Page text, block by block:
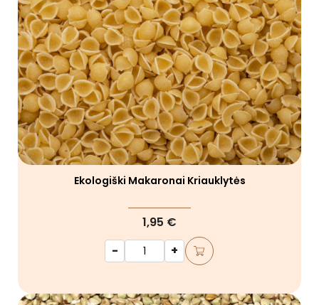
Ekologiški Makaronai Kriauklytės
1,95 €
-
+